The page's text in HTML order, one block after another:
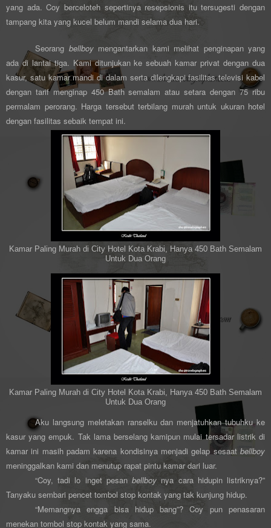
yang ada. Coy berceloteh sepertinya resepsionis itu tersugesti dengan
tampang kita yang kucel belum mandi selama dua hari.
Seorang bellboymengantarkan kami melihat penginapan yang
ada di lantai tiga. Kami ditunjukan ke sebuah kamar privat dengan dua
kasur, satu kamar mandi di dalam serta dilengkapi fasilitas televisi kabel
dengan tarif menginap 450 Bath semalam atau setara dengan 75 ribu
permalam perorang. Harga tersebut terbilang murah untuk ukuran hotel
dengan fasilitas sebaik tempat ini.
Kamar Paling Murah di City Hotel Kota Krabi, Hanya 450 Bath Semalam
Untuk Dua Orang
Kamar Paling Murah di City Hotel Kota Krabi, Hanya 450 Bath Semalam
Untuk Dua Orang
Aku langsung meletakan ranselku dan menjatuhkan tubuhku ke
kasur yang empuk. Tak lama berselang kamipun mulai tersadar listrik di
kamar ini masih padam karena kondisinya menjadi gelap sesaat bellboy
meninggalkan kami dan menutup rapat pintu kamar dari luar.
“Coy, tadi lo inget pesanbellboy nya cara hidupin listriknya?”
Tanyaku sembari pencet tombol stop kontak yang tak kunjung hidup.
“Memangnya engga bisa hidup bang”? Coy pun penasaran
menekan tombol stop kontak yang sama.